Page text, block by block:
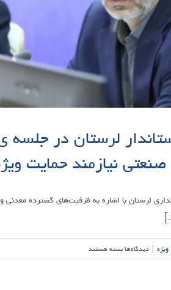
و
حمایت
از
تولید
جدیت
لرستان در
نیازمند حمایت
لرستان با اشاره به ظرفیت‌های گسترده
ویژه | دیدگاه‌هابرای
معاون
بسته هستند